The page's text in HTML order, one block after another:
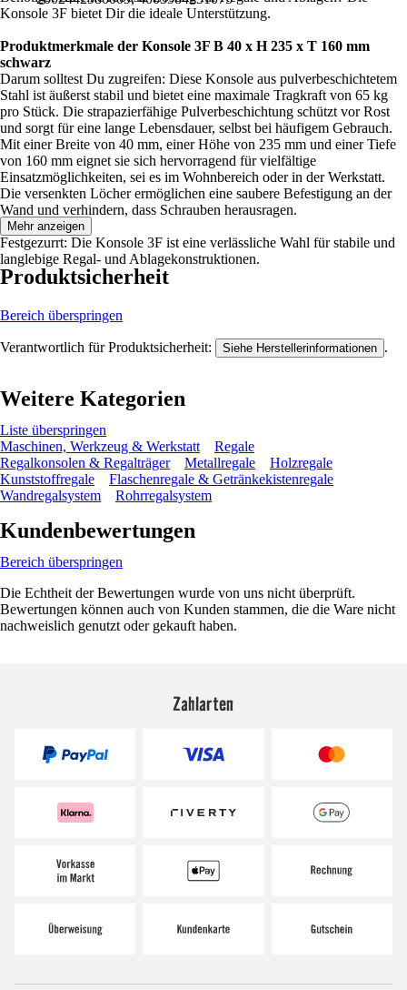
Konsole 3F bietet Dir die ideale Unterstützung.
Produktmerkmale der Konsole 3F B 40 x H 235 x T 160 mm
schwarz
Darum solltest Du zugreifen: Diese Konsole aus pulverbeschichtetem
Stahl ist äußerst stabil und bietet eine maximale Tragkraft von 65 kg
pro Stück. Die strapazierfähige Pulverbeschichtung schützt vor Rost
und sorgt für eine lange Lebensdauer, selbst bei häufigem Gebrauch.
Mit einer Breite von 40 mm, einer Höhe von 235 mm und einer Tiefe
von 160 mm eignet sie sich hervorragend für vielfältige
Einsatzmöglichkeiten, sei es im Wohnbereich oder in der Werkstatt.
Die versenkten Löcher ermöglichen eine saubere Befestigung an der
Wand und verhindern, dass Schrauben herausragen.
Festgezurrt: Die Konsole 3F ist eine verlässliche Wahl für stabile und
langlebige Regal- und Ablagekonstruktionen.
Mehr anzeigen
Produktsicherheit
Bereich überspringen
Verantwortlich für Produktsicherheit: Siehe Herstellerinformationen .
Weitere Kategorien
Liste überspringen
Maschinen, Werkzeug & Werkstatt
Regale
Regalkonsolen & Regalträger
Metallregale
Holzregale
Kunststoffregale
Flaschenregale & Getränkekistenregale
Wandregalsystem
Rohrregalsystem
Kundenbewertungen
Bereich überspringen
Die Echtheit der Bewertungen wurde von uns nicht überprüft.
Bewertungen können auch von Kunden stammen, die die Ware nicht
nachweislich genutzt oder gekauft haben.
Zahlarten